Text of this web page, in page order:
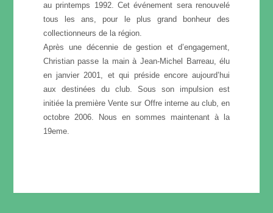
au printemps 1992. Cet événement sera renouvelé
tous les ans, pour le plus grand bonheur des
collectionneurs de la région.
Après une décennie de gestion et d’engagement,
Christian passe la main à Jean-Michel Barreau, élu
en janvier 2001, et qui préside encore aujourd’hui
aux destinées du club. Sous son impulsion est
initiée la première Vente sur Offre interne au club, en
octobre 2006. Nous en sommes maintenant à la
19eme.